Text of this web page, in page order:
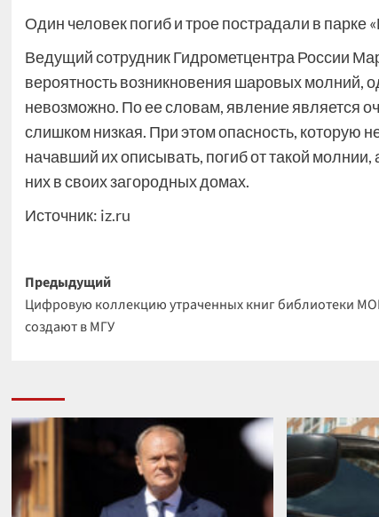
Один человек погиб и трое пострадали в парке
Ведущий сотрудник Гидрометцентра России
вероятность возникновения шаровых молний,
невозможно. По ее словам, явление является
слишком низкая. При этом опасность,
начавший их описывать, погиб от такой
них в своих загородных домах.
Источник: iz.ru
Навигация
записи
Предыдущий
Цифровую коллекцию утраченных книг библиотеки
создают в МГУ